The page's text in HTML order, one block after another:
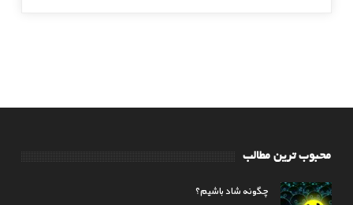
محبوب ترین مطالب
چگونه شاد باشیم؟